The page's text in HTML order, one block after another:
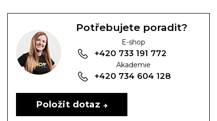
Potřebujete poradit?
E-shop
+420 733 191 772
Akademie
+420 734 604 128
Položit dotaz